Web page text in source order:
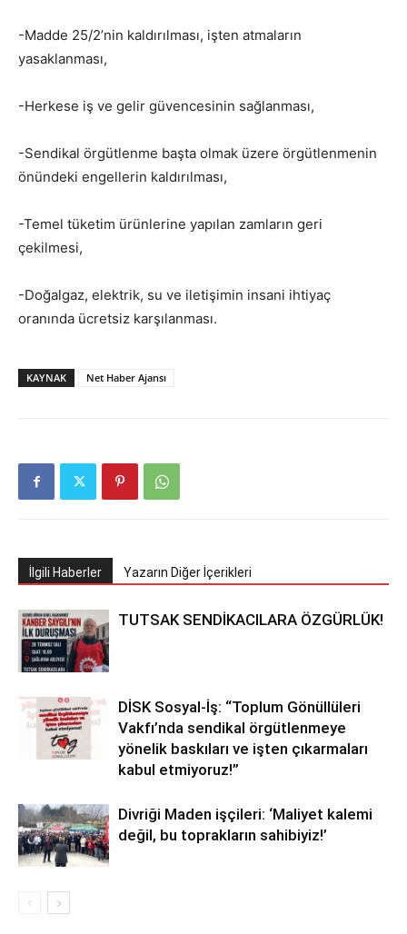
-Madde 25/2’nin kaldırılması, işten atmaların
yasaklanması,
-Herkese iş ve gelir güvencesinin sağlanması,
-Sendikal örgütlenme başta olmak üzere örgütlenmenin
önündeki engellerin kaldırılması,
-Temel tüketim ürünlerine yapılan zamların geri
çekilmesi,
-Doğalgaz, elektrik, su ve iletişimin insani ihtiyaç
oranında ücretsiz karşılanması.
KAYNAK Net Haber Ajansı
İlgili Haberler Yazarın Diğer İçerikleri
TUTSAK SENDİKACILARA ÖZGÜRLÜK!
DİSK Sosyal-İş: “Toplum Gönüllüleri
Vakfı’nda sendikal örgütlenmeye
yönelik baskıları ve işten çıkarmaları
kabul etmiyoruz!”
Divriği Maden işçileri: ‘Maliyet kalemi
değil, bu toprakların sahibiyiz!’